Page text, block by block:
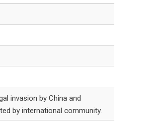
invasion by China and
by international community.